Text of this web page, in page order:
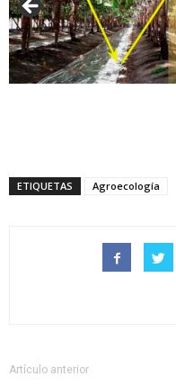
ETIQUETAS Agroecología
Artículo anterior